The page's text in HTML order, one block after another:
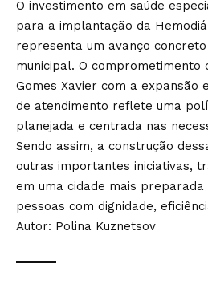
O investimento em saúde
para a implantação da
representa um avanço
municipal. O comprometimento
Gomes Xavier com a expansão
de atendimento reflete uma
planejada e centrada nas
Sendo assim, a construção
outras importantes iniciativas,
em uma cidade mais
pessoas com dignidade,
Autor: Polina Kuznetsov